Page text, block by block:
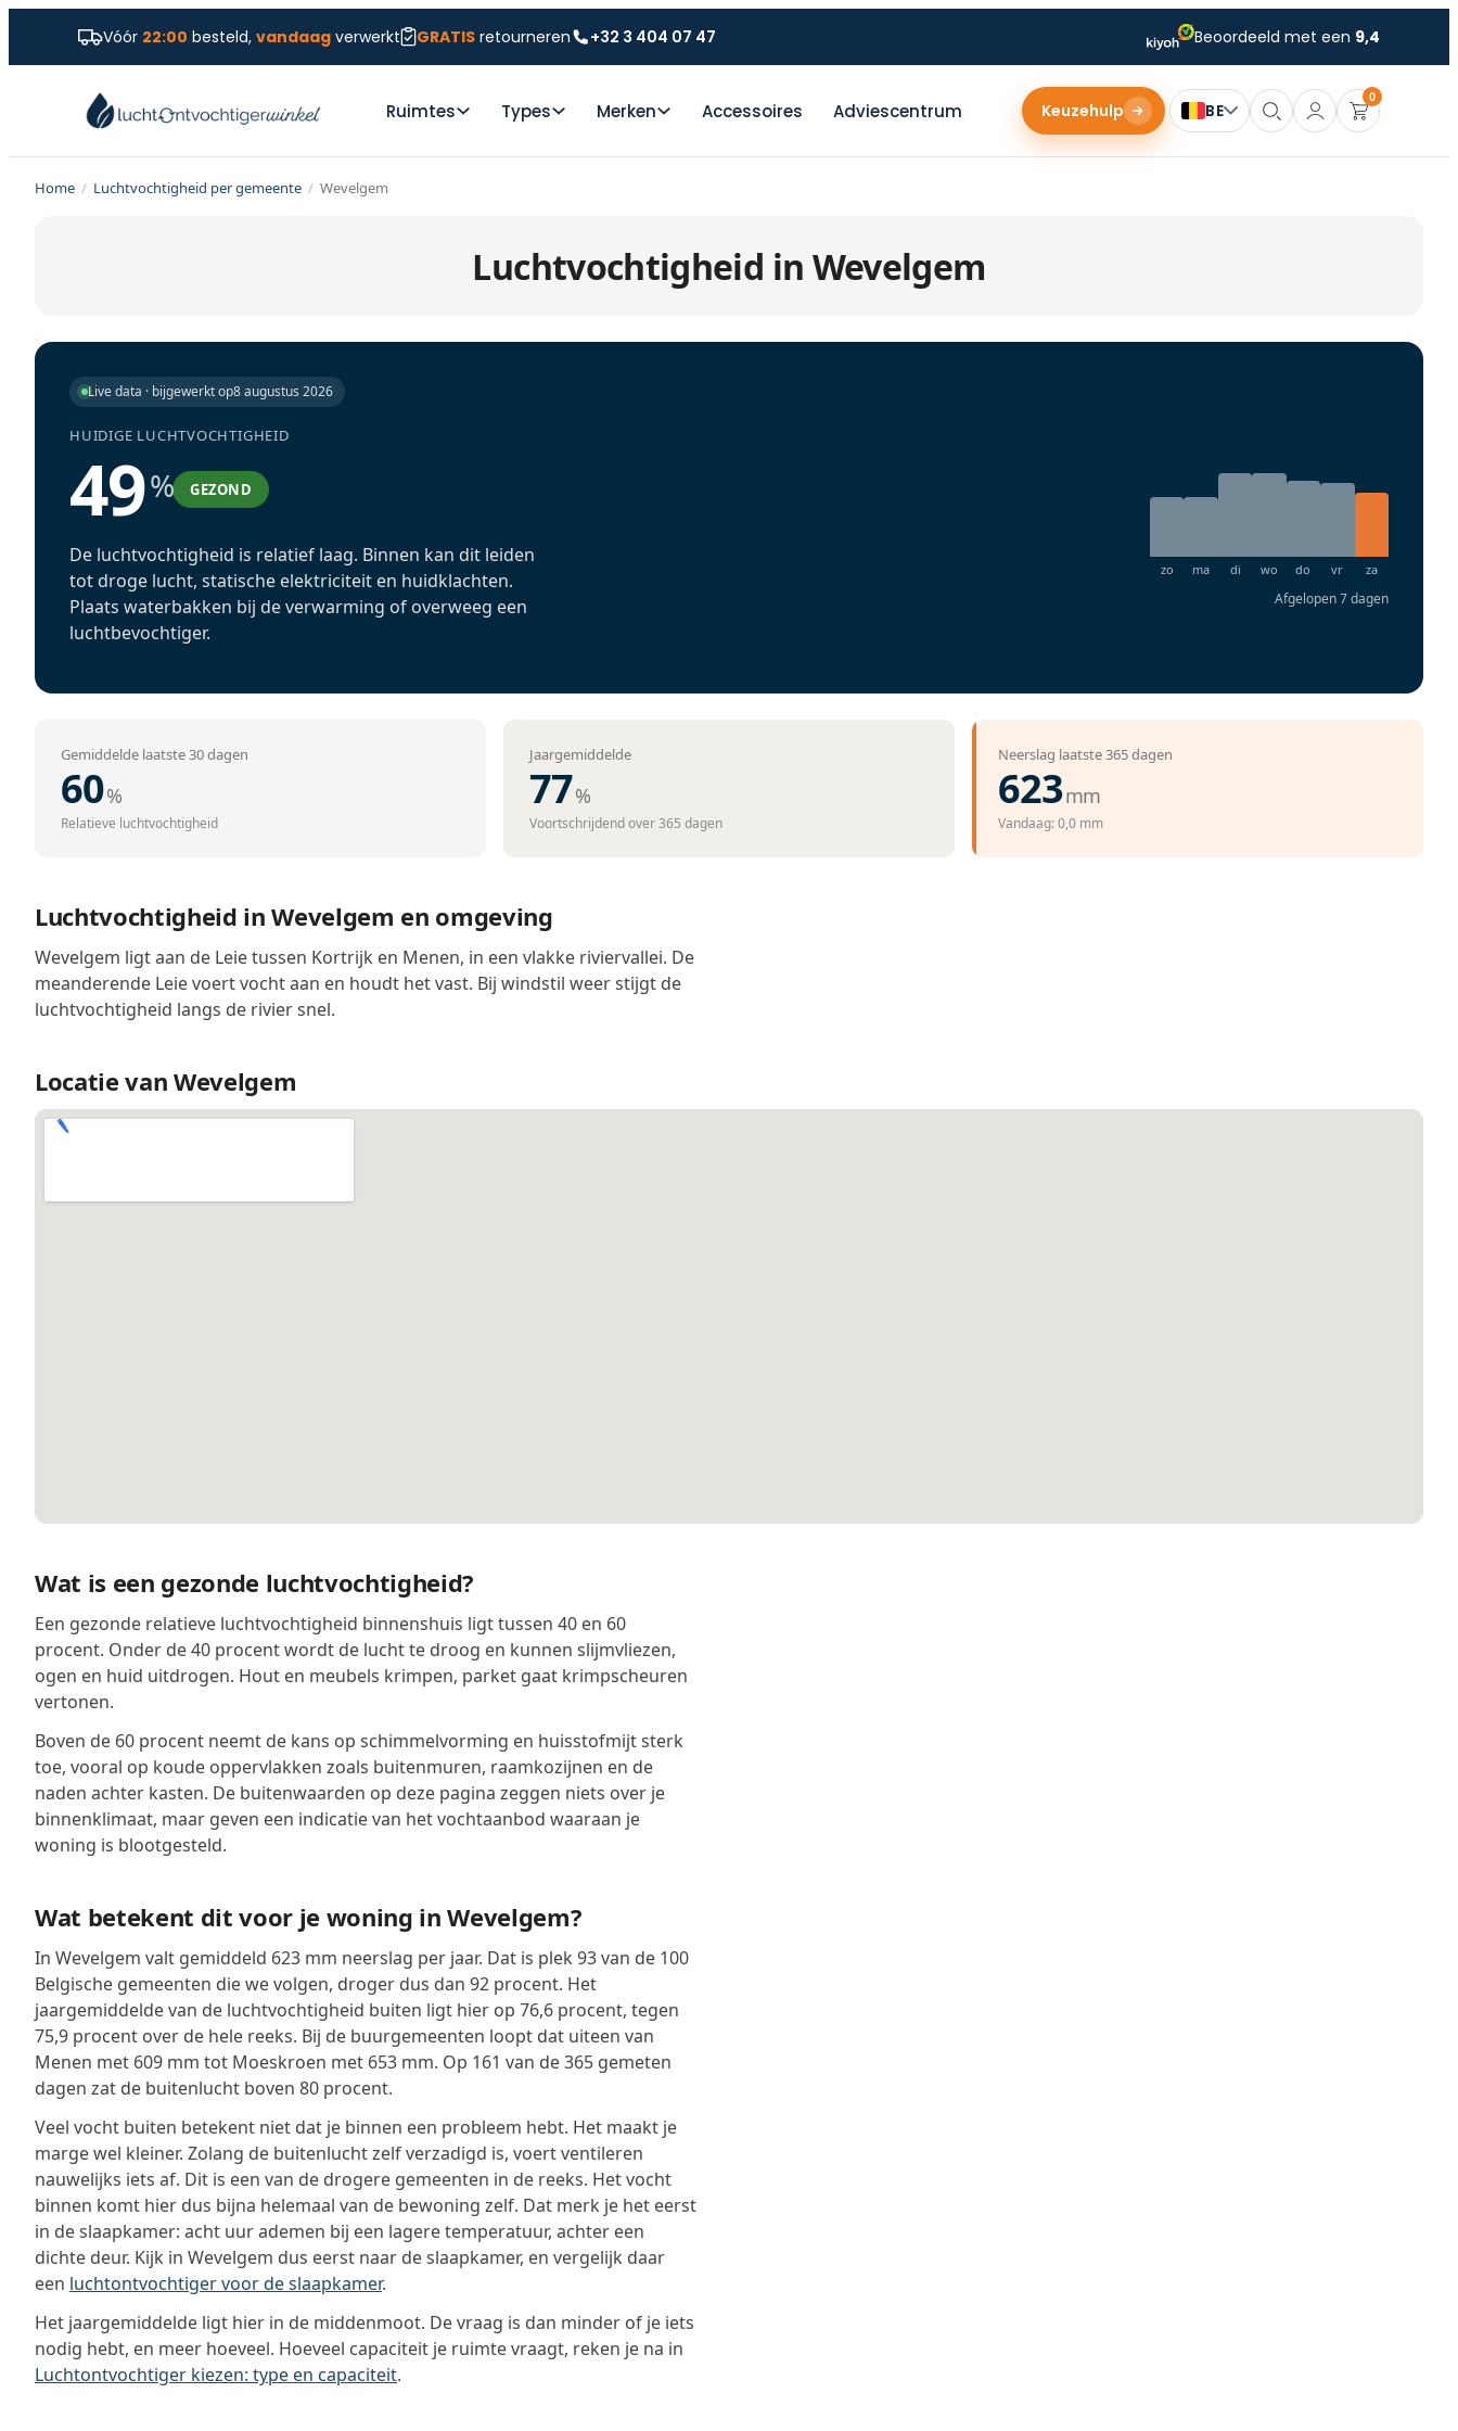
Vóór 22:00 besteld, vandaagverwerkt GRATISretourneren +32 3 404 07 47 Beoordeeld met een 9,4
Ruimtes Types Merken Accessoires Adviescentrum Keuzehulp BE
0
Home / Luchtvochtigheid per gemeente / Wevelgem
Luchtvochtigheid in Wevelgem
Live data · bijgewerkt op8 augustus 2026
HUIDIGE LUCHTVOCHTIGHEID
49% GEZOND
De luchtvochtigheid is relatief laag. Binnen kan dit leiden
tot droge lucht, statische elektriciteit en huidklachten.
Plaats waterbakken bij de verwarming of overweeg een
luchtbevochtiger.
Afgelopen 7 dagen
Gemiddelde laatste 30 dagen
60%
Relatieve luchtvochtigheid
Jaargemiddelde
77%
Voortschrijdend over 365 dagen
Neerslag laatste 365 dagen
623mm
Vandaag: 0,0 mm
Luchtvochtigheid in Wevelgem en omgeving
Wevelgem ligt aan de Leie tussen Kortrijk en Menen, in een vlakke riviervallei. De
meanderende Leie voert vocht aan en houdt het vast. Bij windstil weer stijgt de
luchtvochtigheid langs de rivier snel.
Locatie van Wevelgem
Wat is een gezonde luchtvochtigheid?
Een gezonde relatieve luchtvochtigheid binnenshuis ligt tussen 40 en 60
procent. Onder de 40 procent wordt de lucht te droog en kunnen slijmvliezen,
ogen en huid uitdrogen. Hout en meubels krimpen, parket gaat krimpscheuren
vertonen.
Boven de 60 procent neemt de kans op schimmelvorming en huisstofmijt sterk
toe, vooral op koude oppervlakken zoals buitenmuren, raamkozijnen en de
naden achter kasten. De buitenwaarden op deze pagina zeggen niets over je
binnenklimaat, maar geven een indicatie van het vochtaanbod waaraan je
woning is blootgesteld.
Wat betekent dit voor je woning in Wevelgem?
In Wevelgem valt gemiddeld 623 mm neerslag per jaar. Dat is plek 93 van de 100
Belgische gemeenten die we volgen, droger dus dan 92 procent. Het
jaargemiddelde van de luchtvochtigheid buiten ligt hier op 76,6 procent, tegen
75,9 procent over de hele reeks. Bij de buurgemeenten loopt dat uiteen van
Menen met 609 mm tot Moeskroen met 653 mm. Op 161 van de 365 gemeten
dagen zat de buitenlucht boven 80 procent.
Veel vocht buiten betekent niet dat je binnen een probleem hebt. Het maakt je
marge wel kleiner. Zolang de buitenlucht zelf verzadigd is, voert ventileren
nauwelijks iets af. Dit is een van de drogere gemeenten in de reeks. Het vocht
binnen komt hier dus bijna helemaal van de bewoning zelf. Dat merk je het eerst
in de slaapkamer: acht uur ademen bij een lagere temperatuur, achter een
dichte deur. Kijk in Wevelgem dus eerst naar de slaapkamer, en vergelijk daar
een luchtontvochtiger voor de slaapkamer.
Het jaargemiddelde ligt hier in de middenmoot. De vraag is dan minder of je iets
nodig hebt, en meer hoeveel. Hoeveel capaciteit je ruimte vraagt, reken je na in
Luchtontvochtiger kiezen: type en capaciteit.